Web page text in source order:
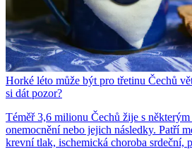
Horké léto může být pro třetinu Čechů
si dát pozor?
Téměř 3,6 milionu Čechů žije s
onemocnění nebo jejich následky. Patří
krevní tlak, ischemická choroba srdeční,